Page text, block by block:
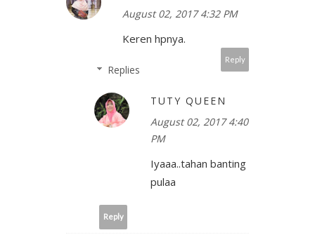
August 02, 2017 4:32 PM
Keren hpnya.
Reply
Replies
TUTY QUEEN
August 02, 2017 4:40
PM
Iyaaa..tahan banting
pulaa
Reply